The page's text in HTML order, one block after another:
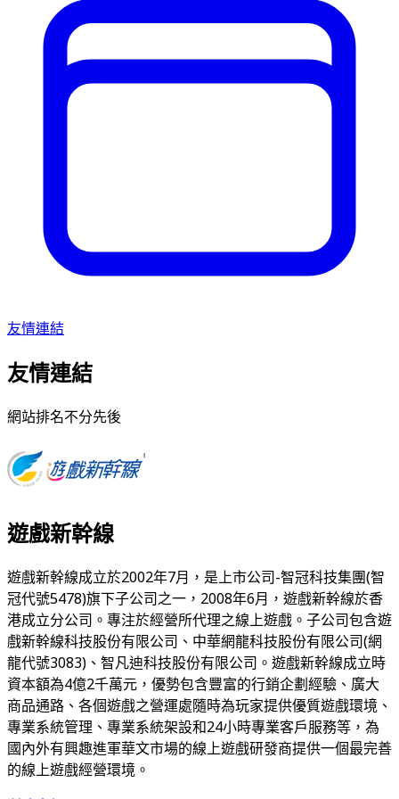
友情連結
友情連結
網站排名不分先後
遊戲新幹線
遊戲新幹線成立於2002年7月，是上市公司-智冠科技集團(智
冠代號5478)旗下子公司之一，2008年6月，遊戲新幹線於香
港成立分公司。專注於經營所代理之線上遊戲。子公司包含遊
戲新幹線科技股份有限公司、中華網龍科技股份有限公司(網
龍代號3083)、智凡迪科技股份有限公司。遊戲新幹線成立時
資本額為4億2千萬元，優勢包含豐富的行銷企劃經驗、廣大
商品通路、各個遊戲之營運處隨時為玩家提供優質遊戲環境、
專業系統管理、專業系統架設和24小時專業客戶服務等，為
國內外有興趣進軍華文市場的線上遊戲研發商提供一個最完善
的線上遊戲經營環境。